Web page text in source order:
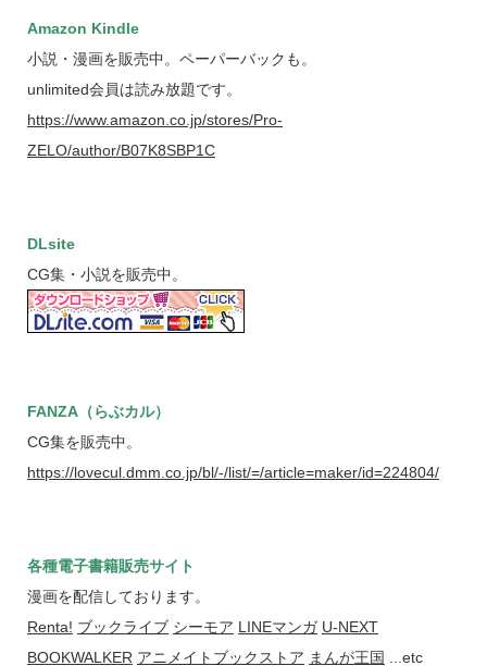
Amazon Kindle
小説・漫画を販売中。ペーパーバックも。
unlimited会員は読み放題です。
https://www.amazon.co.jp/stores/Pro-
ZELO/author/B07K8SBP1C
DLsite
CG集・小説を販売中。
FANZA（らぶカル）
CG集を販売中。
https://lovecul.dmm.co.jp/bl/-/list/=/article=maker/id=224804/
各種電子書籍販売サイト
漫画を配信しております。
Renta! ブックライブ シーモア LINEマンガ U-NEXT
BOOKWALKER アニメイトブックストア まんが王国 ...etc